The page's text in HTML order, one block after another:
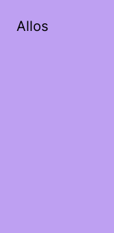
Allos